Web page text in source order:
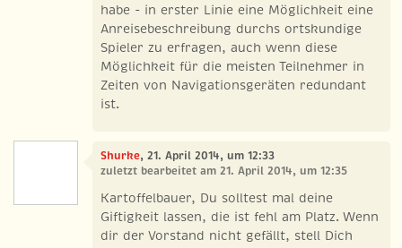
habe - in erster Linie eine Möglichkeit eine
Anreisebeschreibung durchs ortskundige
Spieler zu erfragen, auch wenn diese
Möglichkeit für die meisten Teilnehmer in
Zeiten von Navigationsgeräten redundant
ist.
Shurke, 21. April 2014, um 12:33
zuletzt bearbeitet am 21. April 2014, um 12:35
Kartoffelbauer, Du solltest mal deine
Giftigkeit lassen, die ist fehl am Platz. Wenn
dir der Vorstand nicht gefällt, stell Dich